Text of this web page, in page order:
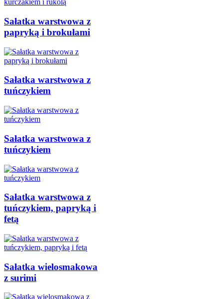
Sałatka warstwowa z
papryką i brokułami
Sałatka warstwowa z
tuńczykiem
Sałatka warstwowa z
tuńczykiem
Sałatka warstwowa z
tuńczykiem, papryką i
fetą
Sałatka wielosmakowa
z surimi